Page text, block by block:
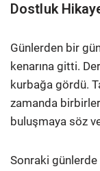
Dostluk
Günlerden bir
kenarına gitti.
kurbağa gördü.
zamanda
buluşmaya söz
Sonraki günlerde